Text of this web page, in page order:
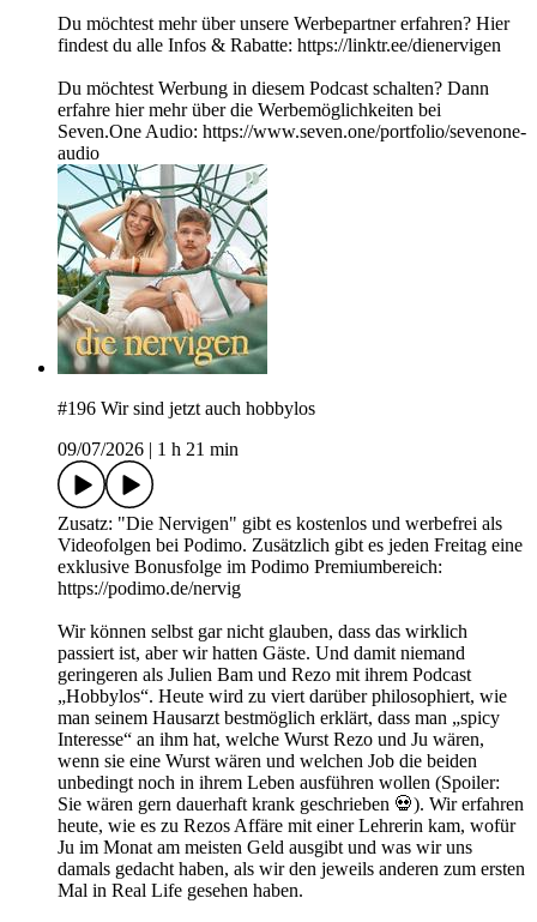
Du möchtest mehr über unsere Werbepartner erfahren? Hier
findest du alle Infos & Rabatte: https://linktr.ee/dienervigen
Du möchtest Werbung in diesem Podcast schalten? Dann
erfahre hier mehr über die Werbemöglichkeiten bei
Seven.One Audio: https://www.seven.one/portfolio/sevenone-
audio
#196 Wir sind jetzt auch hobbylos
09/07/2026
1 h 21 min
Zusatz: "Die Nervigen" gibt es kostenlos und werbefrei als
Videofolgen bei Podimo. Zusätzlich gibt es jeden Freitag eine
exklusive Bonusfolge im Podimo Premiumbereich:
https://podimo.de/nervig
Wir können selbst gar nicht glauben, dass das wirklich
passiert ist, aber wir hatten Gäste. Und damit niemand
geringeren als Julien Bam und Rezo mit ihrem Podcast
„Hobbylos“. Heute wird zu viert darüber philosophiert, wie
man seinem Hausarzt bestmöglich erklärt, dass man „spicy
Interesse“ an ihm hat, welche Wurst Rezo und Ju wären,
wenn sie eine Wurst wären und welchen Job die beiden
unbedingt noch in ihrem Leben ausführen wollen (Spoiler:
Sie wären gern dauerhaft krank geschrieben 💀). Wir erfahren
heute, wie es zu Rezos Affäre mit einer Lehrerin kam, wofür
Ju im Monat am meisten Geld ausgibt und was wir uns
damals gedacht haben, als wir den jeweils anderen zum ersten
Mal in Real Life gesehen haben.